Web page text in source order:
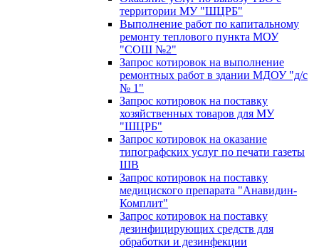
территории МУ "ШЦРБ"
Выполнение работ по капитальному
ремонту теплового пункта МОУ
"СОШ №2"
Запрос котировок на выполнение
ремонтных работ в здании МДОУ "д/с
№ 1"
Запрос котировок на поставку
хозяйственных товаров для МУ
"ШЦРБ"
Запрос котировок на оказание
типографских услуг по печати газеты
ШВ
Запрос котировок на поставку
медициского препарата "Анавидин-
Комплит"
Запрос котировок на поставку
дезинфицирующих средств для
обработки и дезинфекции